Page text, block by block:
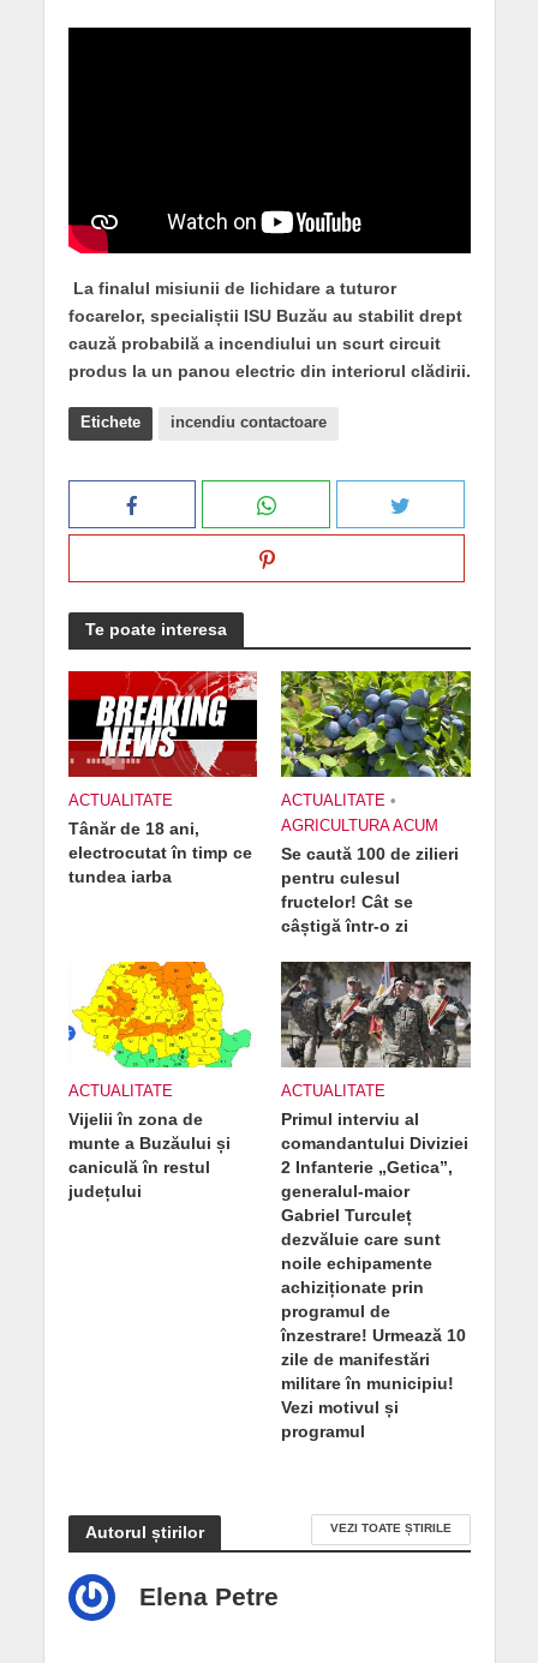
La finalul misiunii de lichidare a tuturor
focarelor, specialiștii ISU Buzău au stabilit drept
cauză probabilă a incendiului un scurt circuit
produs la un panou electric din interiorul clădirii.
Etichete incendiu contactoare
Te poate interesa
ACTUALITATE
Tânăr de 18 ani,
electrocutat în timp ce
tundea iarba
ACTUALITATE •
AGRICULTURA ACUM
Se caută 100 de zilieri
pentru culesul
fructelor! Cât se
câștigă într-o zi
ACTUALITATE
Vijelii în zona de
munte a Buzăului și
caniculă în restul
județului
ACTUALITATE
Primul interviu al
comandantului Diviziei
2 Infanterie „Getica”,
generalul-maior
Gabriel Turculeț
dezvăluie care sunt
noile echipamente
achiziționate prin
programul de
înzestrare! Urmează 10
zile de manifestări
militare în municipiu!
Vezi motivul și
programul
Autorul știrilor VEZI TOATE ȘTIRILE
Elena Petre